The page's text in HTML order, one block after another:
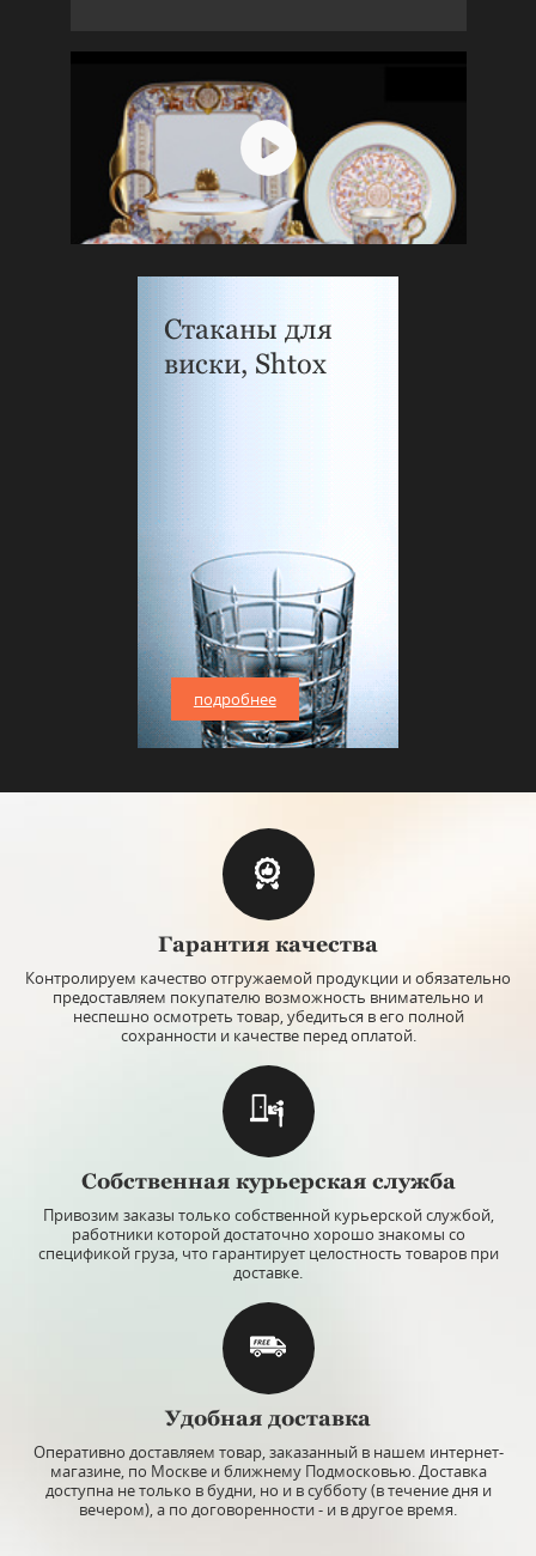
Стаканы для
виски, Shtox
подробнее
Гарантия качества
Контролируем качество отгружаемой продукции и обязательно
предоставляем покупателю возможность внимательно и
неспешно осмотреть товар, убедиться в его полной
сохранности и качестве перед оплатой.
Собственная курьерская служба
Привозим заказы только собственной курьерской службой,
работники которой достаточно хорошо знакомы со
спецификой груза, что гарантирует целостность товаров при
доставке.
Удобная доставка
Оперативно доставляем товар, заказанный в нашем интернет-
магазине, по Москве и ближнему Подмосковью. Доставка
доступна не только в будни, но и в субботу (в течение дня и
вечером), а по договоренности - и в другое время.